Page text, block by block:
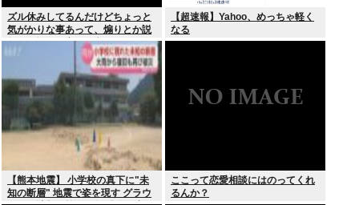
ズル休みしてるんだけどちょっと
気がかりな事あって、煽りとか説
教とか抜きに客観的意見くれる人
だけきてくれ
【超速報】Yahoo、めっちゃ軽く
なる
【熊本地震】 小学校の真下に"未
知の断層" 地震で姿を現す グラウ
ここって恋愛相談にはのってくれ
るんか？